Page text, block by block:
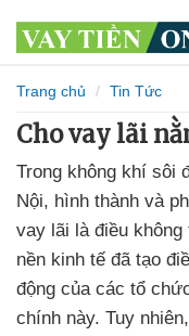
Trang chủ Tin Tức
Cho vay lãi
Trong không khí sôi
Nội, hình thành và
vay lãi là điều
nền kinh tế đã tạo
động của các tổ
chính này. Tuy